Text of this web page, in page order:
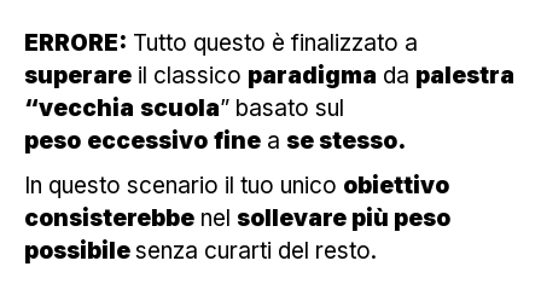
ERRORE: Tutto questo è finalizzato a
superare il classico paradigma da palestra
“vecchia scuola” basato sul
peso eccessivo fine a se stesso.
In questo scenario il tuo unico obiettivo
consisterebbe nel sollevare più peso
possibilesenza curarti del resto.